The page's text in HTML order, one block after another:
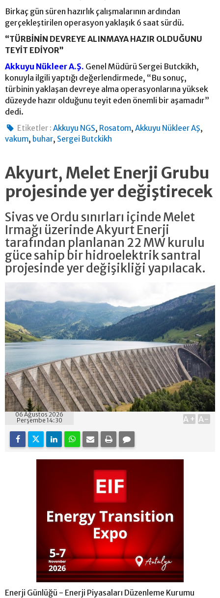
Birkaç gün süren hazırlık çalışmalarının ardından
gerçekleştirilen operasyon yaklaşık 6 saat sürdü.
“TÜRBİNİN DEVREYE ALINMAYA HAZIR OLDUĞUNU
TEYİT EDİYOR”
Akkuyu Nükleer A.Ş. Genel Müdürü Sergei Butckikh,
konuyla ilgili yaptığı değerlendirmede, “Bu sonuç,
türbinin yaklaşan devreye alma operasyonlarına yüksek
düzeyde hazır olduğunu teyit eden önemli bir aşamadır”
dedi.
Etiketler : Akkuyu NGS, Rosatom,Akkuyu Nükleer AŞ,
vakum, buhar, Sergei Butckikh
Akyurt, Melet Enerji Grubu
projesinde yer değiştirecek
Sivas ve Ordu sınırları içinde Melet
Irmağı üzerinde Akyurt Enerji
tarafından planlanan 22 MW kurulu
güce sahip bir hidroelektrik santral
projesinde yer değişikliği yapılacak.
06 Ağustos 2026
Perşembe 14:30
A+ A-
Enerji Günlüğü - Enerji Piyasaları Düzenleme Kurumu